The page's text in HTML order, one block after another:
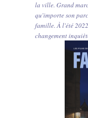
la ville. Grand
qu'importe son
famille. À l'été
changement